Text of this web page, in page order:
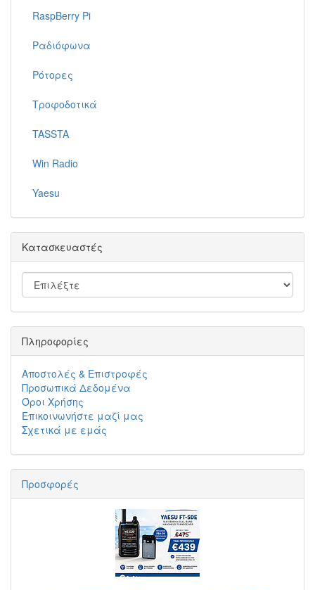
RaspBerry Pi
Ραδιόφωνα
Ρότορες
Τροφοδοτικά
TASSTA
Win Radio
Yaesu
Κατασκευαστές
Πληροφορίες
Αποστολές & Επιστροφές
Προσωπικά Δεδομένα
Όροι Χρήσης
Επικοινωνήστε μαζί μας
Σχετικά με εμάς
Προσφορές